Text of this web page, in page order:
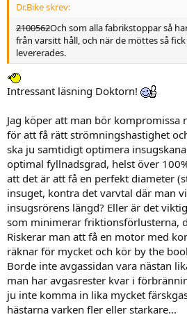
Dr.Bike skrev:
2100562Och som alla fabrikstoppar så
från varsitt håll, och när de möttes så
levererades.
Intressant läsning Doktorn!
Jag köper att man bör kompromissa
för att få rätt strömningshastighet
ska ju samtidigt optimera
optimal fyllnadsgrad, helst över
att det är att få en perfekt diameter
insuget, kontra det varvtal där man
insugsrörens längd? Eller är det
som minimerar friktionsförlusterna,
Riskerar man att få en motor med
räknar för mycket och kör by the
Borde inte avgassidan vara nästan
man har avgasrester kvar i
ju inte komma in lika mycket
hästarna varken fler eller starkare...